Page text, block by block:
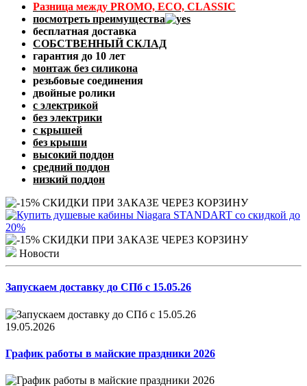
Разница между PROMO, ECO, CLASSIC
посмотреть преимущества
бесплатная доставка
СОБСТВЕННЫЙ СКЛАД
гарантия до 10 лет
монтаж без силикона
резьбовые соединения
двойные ролики
с электрикой
без электрики
с крышей
без крыши
высокий поддон
средний поддон
низкий поддон
Новости
Запускаем доставку до СПб с 15.05.26
19.05.2026
График работы в майские праздники 2026